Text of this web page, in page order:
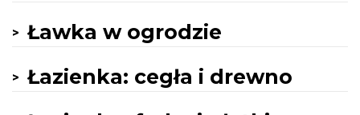
Ławka w ogrodzie
Łazienka: cegła i drewno